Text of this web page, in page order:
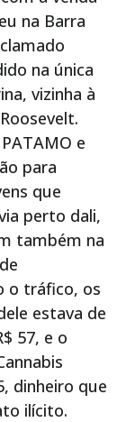
na Barra
na única
vizinha à
e
para
que
perto dali,
também na
o tráfico, os
estava de
57, e o
dinheiro que
ilícito.